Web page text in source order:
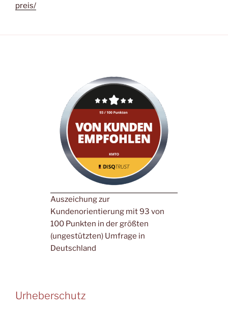
preis/
Auszeichung zur
Kundenorientierung mit 93 von
100 Punkten in der größten
(ungestützten) Umfrage in
Deutschland
Urheberschutz